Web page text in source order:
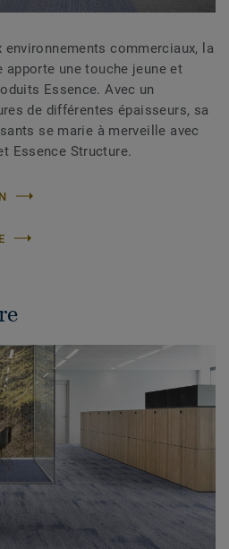
environnements commerciaux, la
une touche jeune et
Essence. Avec un
de différentes épaisseurs, sa
se marie à merveille avec
Essence Structure.